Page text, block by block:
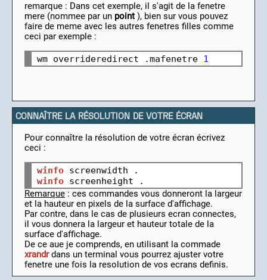
remarque : Dans cet exemple, il s'agit de la fenetre
mere (nommee par un point ), bien sur vous pouvez
faire de meme avec les autres fenetres filles comme
ceci par exemple :
wm overrideredirect .mafenetre 1
CONNAÎTRE LA RÉSOLUTION DE VOTRE ÉCRAN
Pour connaître la résolution de votre écran écrivez
ceci :
winfo
winfo
Remarque : ces commandes vous donneront la largeur
et la hauteur en pixels de la surface d'affichage.
Par contre, dans le cas de plusieurs ecran connectes,
il vous donnera la largeur et hauteur totale de la
surface d'affichage.
De ce aue je comprends, en utilisant la commade
xrandrdans un terminal vous pourrez ajuster votre
fenetre une fois la resolution de vos ecrans definis.